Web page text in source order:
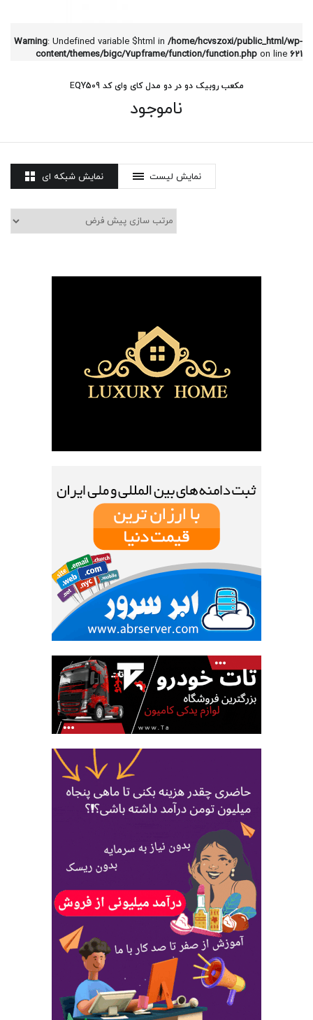
Warning: Undefined variable $html in /home/hcvszoxi/public_html/wp-
content/themes/bigc/7upframe/function/function.php on line 621
مکعب روبیک دو در دو مدل کای وای کد EQY509
ناموجود
نمایش شبکه ای نمایش لیست